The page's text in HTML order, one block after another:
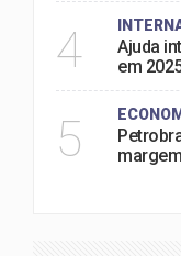
4
Ajuda
em
5